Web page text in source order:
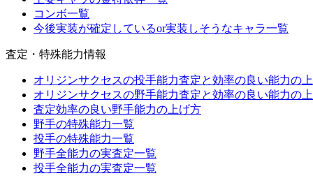
コンボ一覧
今後実装が確定しているor実装しそうなキャラ一覧
査定・特殊能力情報
オリジンサクセスの投手能力査定と効率の良い能力の
オリジンサクセスの野手能力査定と効率の良い能力の
査定効率の良い野手能力の上げ方
野手の特殊能力一覧
投手の特殊能力一覧
野手全能力の実査定一覧
投手全能力の実査定一覧